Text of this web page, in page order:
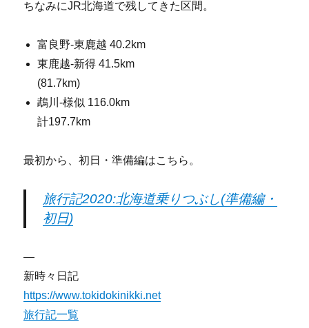
ちなみにJR北海道で残してきた区間。
富良野-東鹿越 40.2km
東鹿越-新得 41.5km
(81.7km)
鵡川-様似 116.0km
計197.7km
最初から、初日・準備編はこちら。
旅行記2020:北海道乗りつぶし(準備編・
初日)
—
新時々日記
https://www.tokidokinikki.net
旅行記一覧